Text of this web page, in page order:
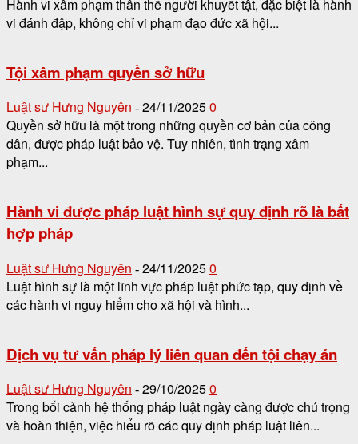
Hành vi xâm phạm thân thể người khuyết tật, đặc biệt là hành
vi đánh đập, không chỉ vi phạm đạo đức xã hội...
Tội xâm phạm quyền sở hữu
Luật sư Hưng Nguyên - 24/11/20250
Quyền sở hữu là một trong những quyền cơ bản của công
dân, được pháp luật bảo vệ. Tuy nhiên, tình trạng xâm
phạm...
Hành vi được pháp luật hình sự quy định rõ là bất
hợp pháp
Luật sư Hưng Nguyên - 24/11/20250
Luật hình sự là một lĩnh vực pháp luật phức tạp, quy định về
các hành vi nguy hiểm cho xã hội và hình...
Dịch vụ tư vấn pháp lý liên quan đến tội chạy án
Luật sư Hưng Nguyên - 29/10/20250
Trong bối cảnh hệ thống pháp luật ngày càng được chú trọng
và hoàn thiện, việc hiểu rõ các quy định pháp luật liên...